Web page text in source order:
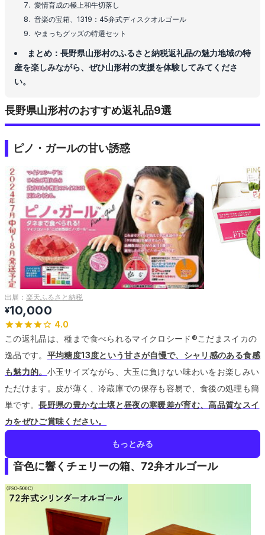
愛情育成の極上和牛切落し
音楽の宝箱、1319：45弁式ディスクオルゴール
やまっちグッズの特選セット
まとめ：長野県山形村のふるさと納税返礼品の魅力地域の特
産を楽しみながら、ぜひ山形村の支援を体験してみてくださ
い。
長野県山形村のおすすめ返礼品9選
ピノ・ガールの甘い誘惑
出展： 楽天ふるさと納税
¥10,000
4.0
この返礼品は、種まで食べられるマイクロシード®こだまスイカの
逸品です。 平均糖度13度という甘さが自慢で、シャリ感のある食感
も魅力的。 小玉サイズながら、大玉に負けない味わいをお楽しみい
ただけます。
皮が薄く、冷蔵庫での保存も容易で、食後の処理も簡
単です。長野県の豊かな土壌と昼夜の寒暖差が育む、高品質なスイ
カをぜひご賞味ください。
もっとみる
音色に響くチェリーの箱、72弁オルゴール